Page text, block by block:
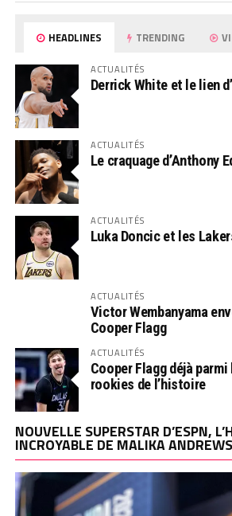
HEADLINES TRENDING
ACTUALITÉS
Derrick White et le lien
ACTUALITÉS
Le craquage d’Anthony
ACTUALITÉS
Luka Doncic et les
ACTUALITÉS
Victor Wembanyama
Cooper Flagg
ACTUALITÉS
Cooper Flagg déjà
rookies de l’histoire
NOUVELLE SUPERSTAR D’ESPN,
INCROYABLE DE MALIKA ANDREWS